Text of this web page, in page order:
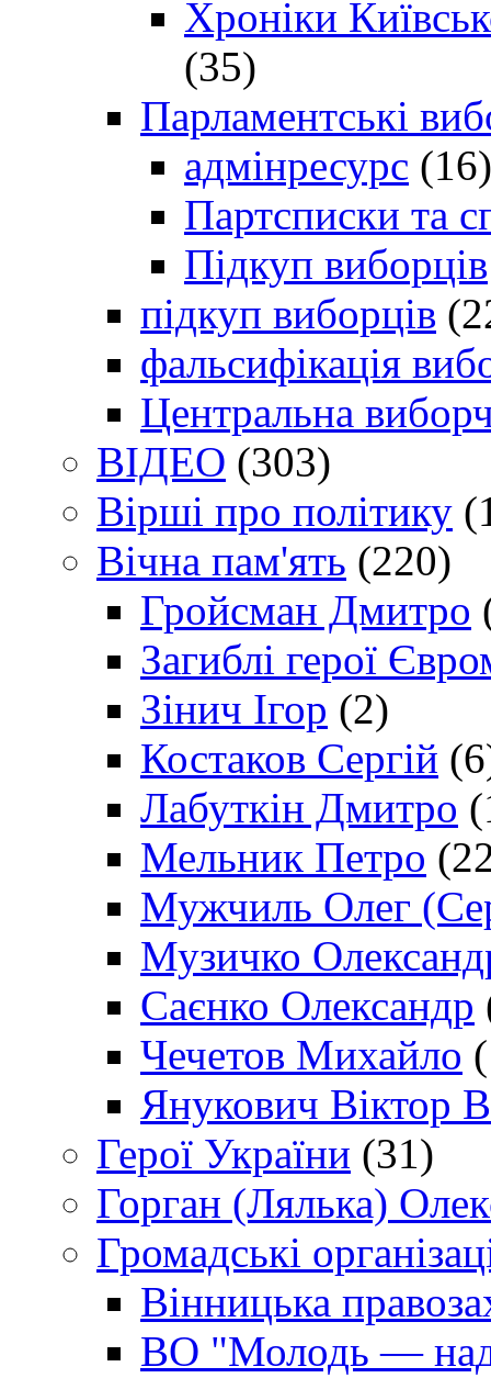
Хроніки
(35)
Парламентські
адмінресурс (16)
Партсписки та
Підкуп виборців
підкуп виборців
фальсифікація
Центральна
ВІДЕО (303)
Вірші про політику
Вічна пам'ять (220)
Гройсман Дмитро
Загиблі герої
Зінич Ігор (2)
Костаков Сергій
Лабуткін Дмитро
Мельник Петро
Мужчиль Олег
Музичко
Саєнко Олександр
Чечетов Михайло
Янукович Віктор
Герої України (31)
Горган (Лялька)
Громадські
Вінницька
ВО "Молодь —